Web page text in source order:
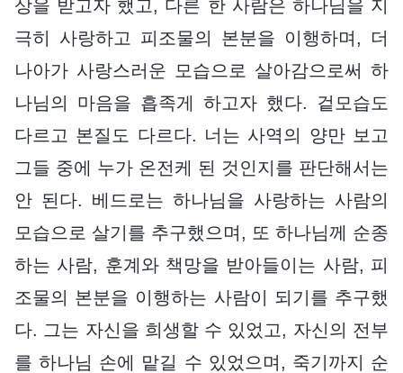
상을 받고자 했고, 다른 한 사람은 하나님을 지
극히 사랑하고 피조물의 본분을 이행하며, 더
나아가 사랑스러운 모습으로 살아감으로써 하
나님의 마음을 흡족게 하고자 했다. 겉모습도
다르고 본질도 다르다. 너는 사역의 양만 보고
그들 중에 누가 온전케 된 것인지를 판단해서는
안 된다. 베드로는 하나님을 사랑하는 사람의
모습으로 살기를 추구했으며, 또 하나님께 순종
하는 사람, 훈계와 책망을 받아들이는 사람, 피
조물의 본분을 이행하는 사람이 되기를 추구했
다. 그는 자신을 희생할 수 있었고, 자신의 전부
를 하나님 손에 맡길 수 있었으며, 죽기까지 순